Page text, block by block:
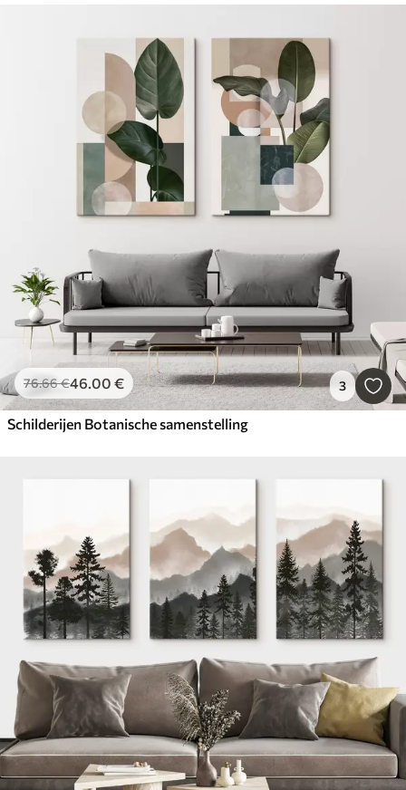
76.66€46.00 € 3
Schilderijen Botanische samenstelling